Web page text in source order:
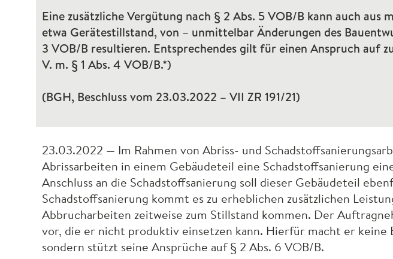
Eine zusätzliche Vergütung nach § 2 Abs. 5VOB/B kann auch aus
etwa Gerätestillstand, von – unmittelbar Änderungen des
3 VOB/B resultieren. Entsprechendes gilt für einen Anspruch auf
V. m. § 1 Abs. 4 VOB/B.*)
(BGH, Beschluss vom 23.03.2022 – VII ZR 191/21)
23.03.2022 — Im Rahmen von Abriss- und
Abrissarbeiten in einem Gebäudeteil eine Schadstoffsanierung
Anschluss an die Schadstoffsanierung soll dieser Gebäudeteil
Schadstoffsanierung kommt es zu erheblichen zusätzlichen
Abbrucharbeiten zeitweise zum Stillstand kommen. Der
vor, die er nicht produktiv einsetzen kann. Hierfür macht er keine
sondern stützt seine Ansprüche auf § 2 Abs. 6 VOB/B.